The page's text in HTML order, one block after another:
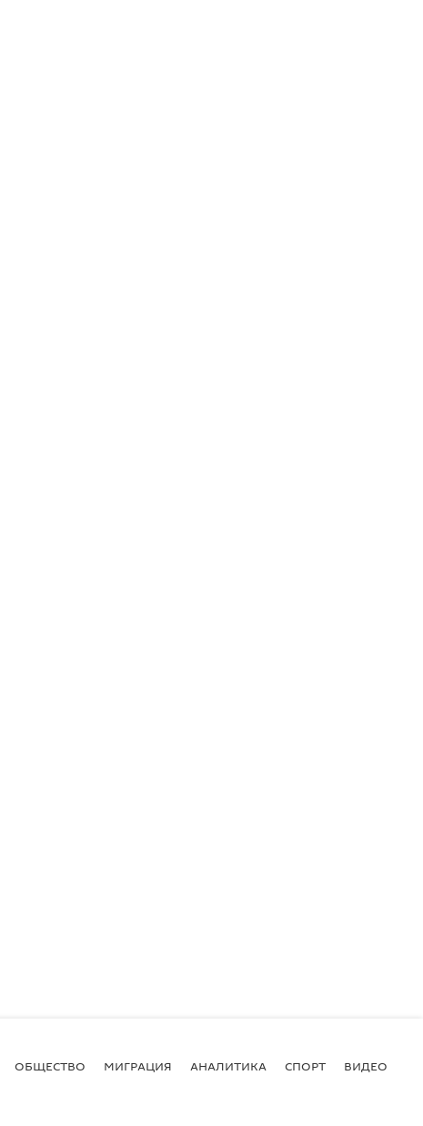
ОБЩЕСТВО МИГРАЦИЯ АНАЛИТИКА СПОРТ ВИДЕО